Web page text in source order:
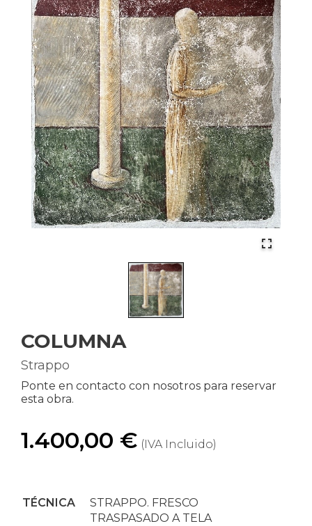
COLUMNA
Strappo
Ponte en contacto con nosotros para reservar
esta obra.
1.400,00 € (IVA Incluido)
TÉCNICA
STRAPPO. FRESCO
TRASPASADO A TELA